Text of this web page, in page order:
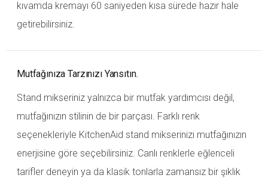
kıvamda kremayı 60 saniyeden kısa sürede hazır hale
getirebilirsiniz.
Mutfağınıza Tarzınızı Yansıtın.
Stand mikseriniz yalnızca bir mutfak yardımcısı değil,
mutfağınızın stilinin de bir parçası. Farklı renk
seçenekleriyle KitchenAid stand mikserinizi mutfağınızın
enerjisine göre seçebilirsiniz. Canlı renklerle eğlenceli
tarifler deneyin ya da klasik tonlarla zamansız bir şıklık